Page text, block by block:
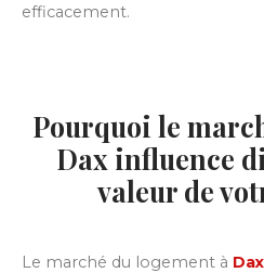
efficacement.
Pourquoi le
Dax influence
valeur de
Le marché du logement à Dax